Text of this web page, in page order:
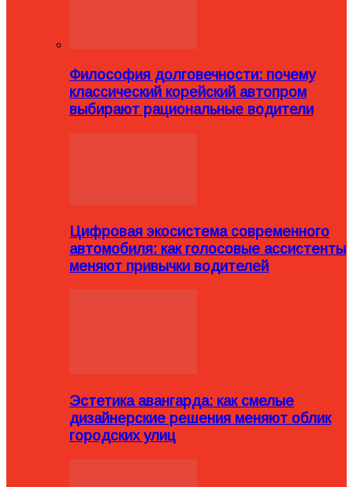
Философия долговечности: почему
классический корейский автопром
выбирают рациональные водители
Цифровая экосистема современного
автомобиля: как голосовые ассистенты
меняют привычки водителей
Эстетика авангарда: как смелые
дизайнерские решения меняют облик
городских улиц